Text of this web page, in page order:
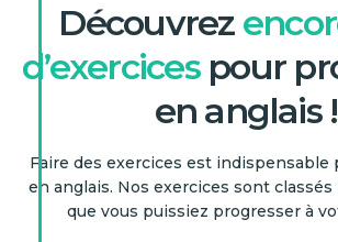
Découvrez
d’exercicespour
en anglais !
Faire des exercices est indispensable
en anglais. Nos exercices sont
que vous puissiez progresser à